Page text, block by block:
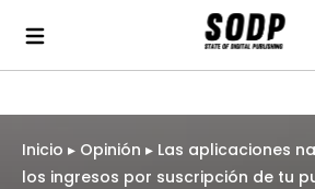
Inicio ▸ Opinión ▸ Las aplicaciones
los ingresos por suscripción de tu